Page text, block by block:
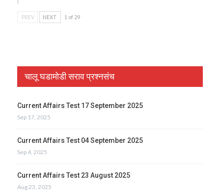
PREV NEXT 1 of 29
चालू घडामोडी सराव प्रश्नसंच
Current Affairs Test 17 September 2025
Sep 17, 2025
Current Affairs Test 04 September 2025
Sep 4, 2025
Current Affairs Test 23 August 2025
Aug 23, 2025